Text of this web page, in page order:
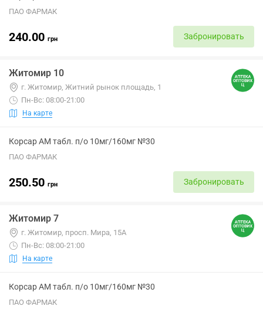
ПАО ФАРМАК
240.00 грн Забронировать
Житомир 10
г. Житомир, Житний рынок площадь, 1
Пн-Вс: 08:00-21:00
На карте
Корсар АМ табл. п/о 10мг/160мг №30
ПАО ФАРМАК
250.50 грн Забронировать
Житомир 7
г. Житомир, просп. Мира, 15А
Пн-Вс: 08:00-21:00
На карте
Корсар АМ табл. п/о 10мг/160мг №30
ПАО ФАРМАК